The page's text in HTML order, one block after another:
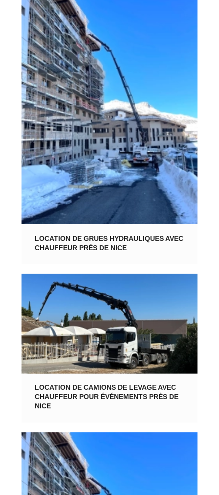
LOCATION DE GRUES HYDRAULIQUES AVEC
CHAUFFEUR PRÈS DE NICE
LOCATION DE CAMIONS DE LEVAGE AVEC
CHAUFFEUR POUR ÉVÉNEMENTS PRÈS DE
NICE